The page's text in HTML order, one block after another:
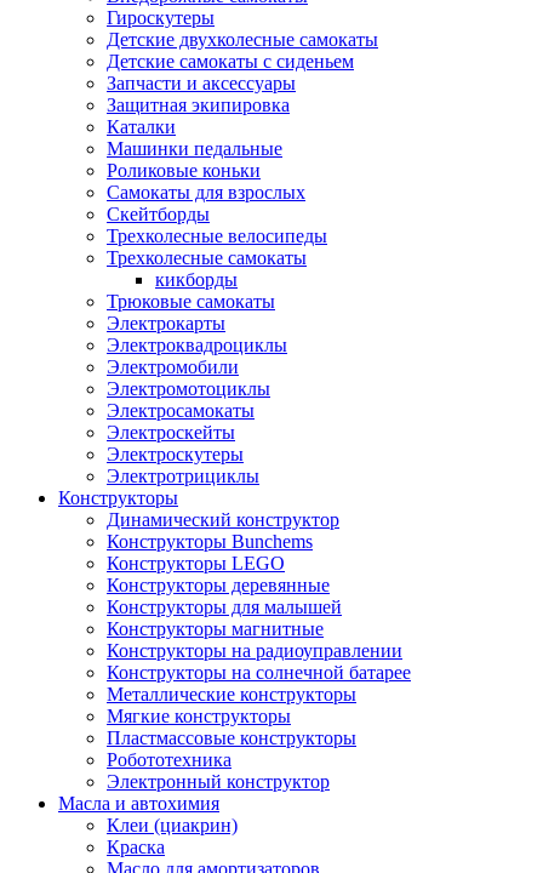
Гироскутеры
Детские двухколесные самокаты
Детские самокаты с сиденьем
Запчасти и аксессуары
Защитная экипировка
Каталки
Машинки педальные
Роликовые коньки
Самокаты для взрослых
Скейтборды
Трехколесные велосипеды
Трехколесные самокаты
кикборды
Трюковые самокаты
Электрокарты
Электроквадроциклы
Электромобили
Электромотоциклы
Электросамокаты
Электроскейты
Электроскутеры
Электротрициклы
Конструкторы
Динамический конструктор
Конструкторы Bunchems
Конструкторы LEGO
Конструкторы деревянные
Конструкторы для малышей
Конструкторы магнитные
Конструкторы на радиоуправлении
Конструкторы на солнечной батарее
Металлические конструкторы
Мягкие конструкторы
Пластмассовые конструкторы
Робототехника
Электронный конструктор
Масла и автохимия
Клеи (циакрин)
Краска
Масло для амортизаторов